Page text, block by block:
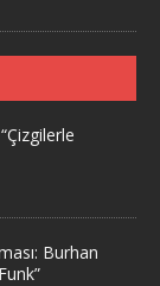
Burhan